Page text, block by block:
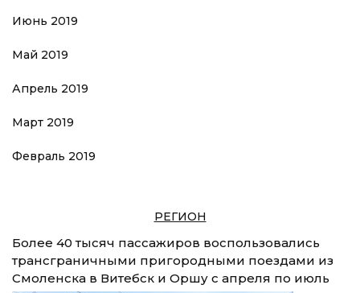
Июнь 2019
Май 2019
Апрель 2019
Март 2019
Февраль 2019
РЕГИОН
Более 40 тысяч пассажиров воспользовались
трансграничными пригородными поездами из
Смоленска в Витебск и Оршу с апреля по июль